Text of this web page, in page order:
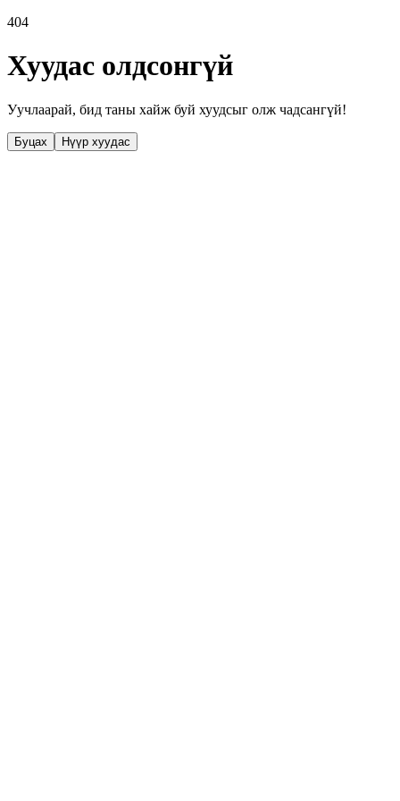
404
Хуудас олдсонгүй
Уучлаарай, бид таны хайж буй хуудсыг олж чадсангүй!
Буцах Нүүр хуудас